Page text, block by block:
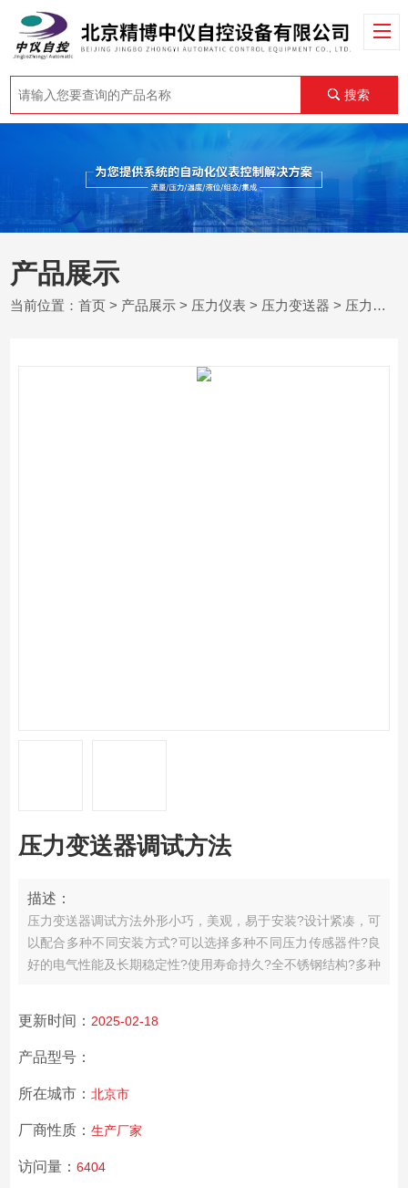
搜索
产品展示
当前位置：首页 > 产品展示 > 压力仪表 > 压力变送器 > 压力变送器调试方法
压力变送器调试方法
描述：
压力变送器调试方法外形小巧，美观，易于安装?设计紧凑，可
以配合多种不同安装方式?可以选择多种不同压力传感器件?良
好的电气性能及长期稳定性?使用寿命持久?全不锈钢结构?多种
定性?输出信号形式多样。
更新时间： 2025-02-18
产品型号：
所在城市： 北京市
厂商性质： 生产厂家
访问量： 6404